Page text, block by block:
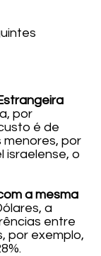
por
é de
menores, por
israelense, o
a mesma
a
entre
por exemplo,